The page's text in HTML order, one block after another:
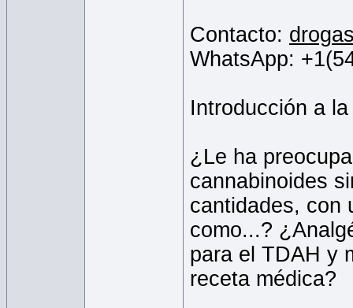
Contacto:
WhatsApp:
Introducción a
¿Le ha
cannabinoides
cantidades, con
como...?
para el TDAH y
receta médica?